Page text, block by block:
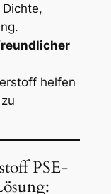
helfen
PSE-